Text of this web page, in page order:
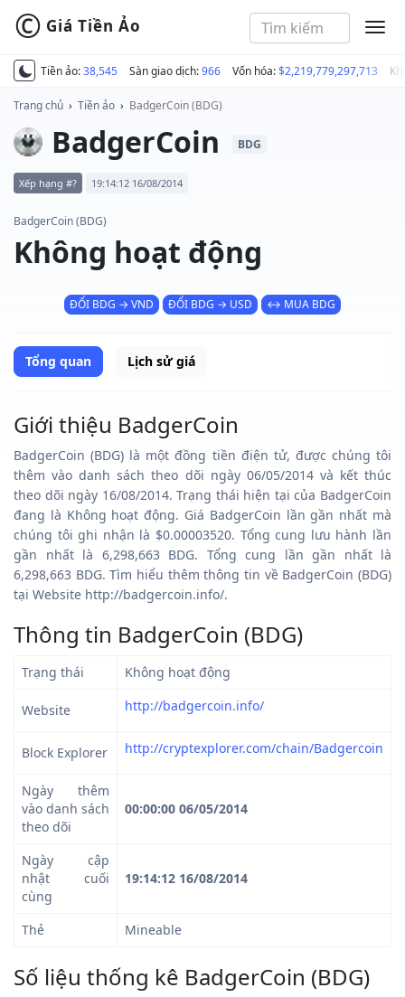
Tiền ảo:38,545 Sàn giao dịch:966 Vốn hóa:$2,219,779,297,713
© Giá Tiền Ảo
Trang chủ › Tiền ảo › BadgerCoin (BDG)
BadgerCoin BDG
Xếp hạng #? 19:14:12 16/08/2014
BadgerCoin (BDG)
Không hoạt động
ĐỔI BDG → VND ĐỔI BDG → USD ↔ MUA BDG
Tổng quan Lịch sử giá
Giới thiệu BadgerCoin
BadgerCoin (BDG) là một đồng tiền điện tử, được chúng tôi
thêm vào danh sách theo dõi ngày 06/05/2014 và kết thúc
theo dõi ngày 16/08/2014. Trạng thái hiện tại của BadgerCoin
đang là Không hoạt động. Giá BadgerCoin lần gần nhất mà
chúng tôi ghi nhận là $0.00003520. Tổng cung lưu hành lần
gần nhất là 6,298,663 BDG. Tổng cung lần gần nhất là
6,298,663 BDG. Tìm hiểu thêm thông tin về BadgerCoin (BDG)
tại Website http://badgercoin.info/.
Thông tin BadgerCoin (BDG)
Trạng thái Không hoạt động
Website http://badgercoin.info/
Block Explorer http://cryptexplorer.com/chain/Badgercoin
Ngày thêm
vào danh sách
theo dõi
00:00:00 06/05/2014
Ngày cập
nhật cuối
cùng
19:14:12 16/08/2014
Thẻ Mineable
Số liệu thống kê BadgerCoin (BDG)